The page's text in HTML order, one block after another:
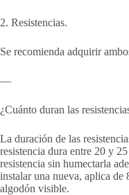
2. Resistencias.
Se recomienda adquirir
—
¿Cuánto duran las
La duración de las
resistencia dura entre 20 y
resistencia sin humectarla
instalar una nueva, aplica de
algodón visible.